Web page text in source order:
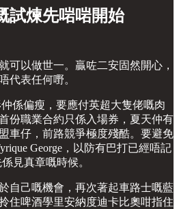
試煉先啱啱開始
可以做世一。贏咗二安固然開心，
代表任何嘢。
係偏瘦，要應付英超大隻佬嘅肉
份職業合約只係入場券，夏天仲有
車仔，前路競爭極度殘酷。要避免
George，以防有巴打已經唔記
見真章嘅時候。
自己嘅機會，再次著起車路士嘅藍
住啤酒學里安納度迪卡比奧咁指住